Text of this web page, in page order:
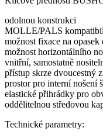
odolnou konstrukci
MOLLE/PALS
možnost fixace na opasek
možnost horizontálního
vnitřní, samostatně
přístup skrze dvoucestný
prostor pro interní nošení
elastické přihrádky pro
oddělitelnou středovou
Technické parametry: